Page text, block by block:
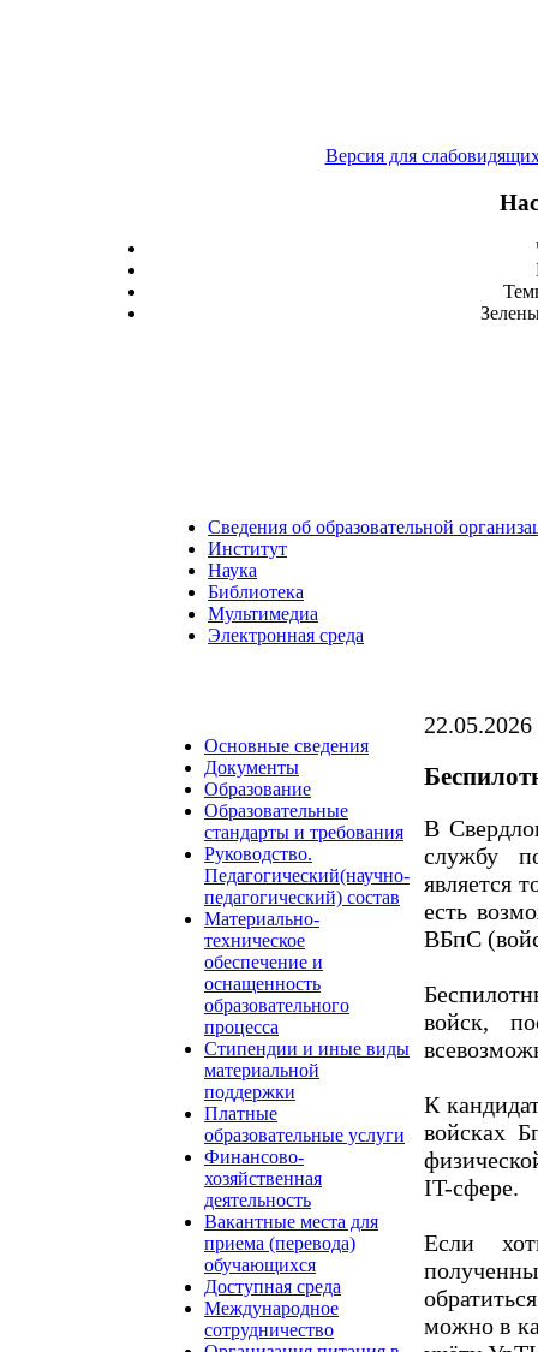
Версия для
Сведения об образовательной
Институт
Наука
Библиотека
Мультимедиа
Электронная среда
Основные сведения
Документы
Образование
Образовательные
стандарты и требования
Руководство.
Педагогический(научно-
педагогический) состав
Материально-
техническое
обеспечение и
оснащенность
образовательного
процесса
Стипендии и иные виды
материальной
поддержки
Платные
образовательные услуги
Финансово-
хозяйственная
деятельность
Вакантные места для
приема (перевода)
обучающихся
Доступная среда
Международное
сотрудничество
22.05.2026
В
службу
является
есть
ВБпС
войск,
К
войсках
IT-сфере.
Если
можно в